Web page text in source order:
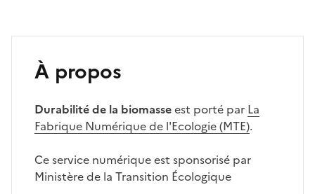
À propos
Durabilité de la biomasseest porté par La
Fabrique Numérique de l'Ecologie (MTE).
Ce service numérique est sponsorisé par
Ministère de la Transition Écologique